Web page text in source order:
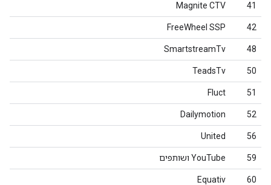
41
Magnite CTV
42
FreeWheel SSP
48
SmartstreamTv
50
TeadsTv
51
Fluct
52
Dailymotion
56
United
59 YouTube ושותפים
60
Equativ